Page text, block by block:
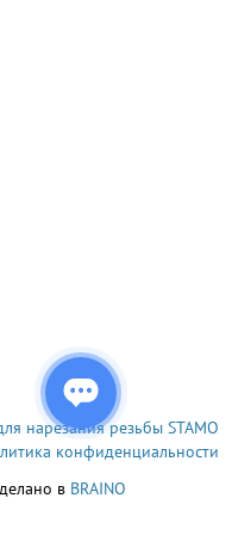
нарезания резьбы STAMO
конфиденциальности
в BRAINO